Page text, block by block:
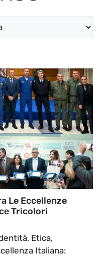
Le Eccellenze
Tricolori
Etica,
Italiana: